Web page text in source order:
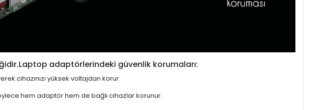
adaptörlerindeki güvenlik korumaları:
cihazınızı yüksek voltajdan korur.
hem adaptör hem de bağlı cihazlar korunur.